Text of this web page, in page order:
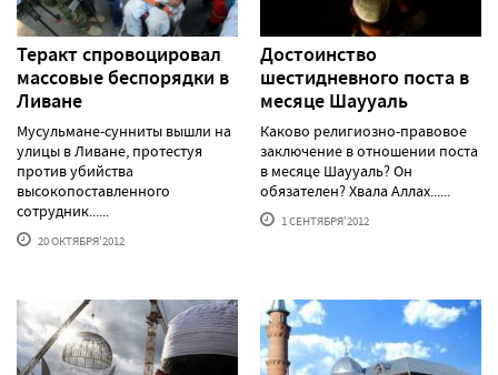
Теракт спровоцировал
массовые беспорядки в
Ливане
Мусульмане-сунниты вышли на
улицы в Ливане, протестуя
против убийства
высокопоставленного
сотрудник......
20 ОКТЯБРЯ'2012
Достоинство
шестидневного поста в
месяце Шаууаль
Каково религиозно-правовое
заключение в отношении поста
в месяце Шаууаль? Он
обязателен? Хвала Аллах......
1 СЕНТЯБРЯ'2012